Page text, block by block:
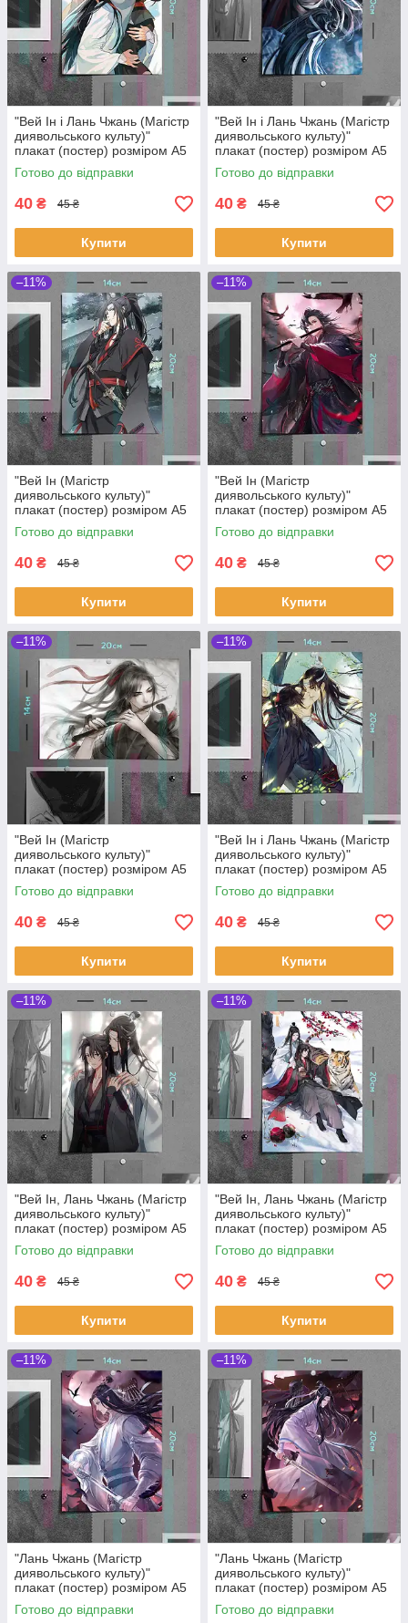
"Вей Ін і Лань Чжань (Магістр
диявольського культу)"
плакат (постер) розміром А5
(14х20см)
Готово до відправки
40 ₴ 45 ₴
Купити
"Вей Ін і Лань Чжань (Магістр
диявольського культу)"
плакат (постер) розміром А5
(14х20см)
Готово до відправки
40 ₴ 45 ₴
Купити
–11%
"Вей Ін (Магістр
диявольського культу)"
плакат (постер) розміром А5
(14х20см)
Готово до відправки
40 ₴ 45 ₴
Купити
–11%
"Вей Ін (Магістр
диявольського культу)"
плакат (постер) розміром А5
(14х20см)
Готово до відправки
40 ₴ 45 ₴
Купити
–11%
"Вей Ін (Магістр
диявольського культу)"
плакат (постер) розміром А5
(20х14см)
Готово до відправки
40 ₴ 45 ₴
Купити
–11%
"Вей Ін і Лань Чжань (Магістр
диявольського культу)"
плакат (постер) розміром А5
(14х20см)
Готово до відправки
40 ₴ 45 ₴
Купити
–11%
"Вей Ін, Лань Чжань (Магістр
диявольського культу)"
плакат (постер) розміром А5
(14х20см)
Готово до відправки
40 ₴ 45 ₴
Купити
–11%
"Вей Ін, Лань Чжань (Магістр
диявольського культу)"
плакат (постер) розміром А5
(14х20см)
Готово до відправки
40 ₴ 45 ₴
Купити
–11%
"Лань Чжань (Магістр
диявольського культу)"
плакат (постер) розміром А5
(14х20см)
Готово до відправки
–11%
"Лань Чжань (Магістр
диявольського культу)"
плакат (постер) розміром А5
(14х20см)
Готово до відправки